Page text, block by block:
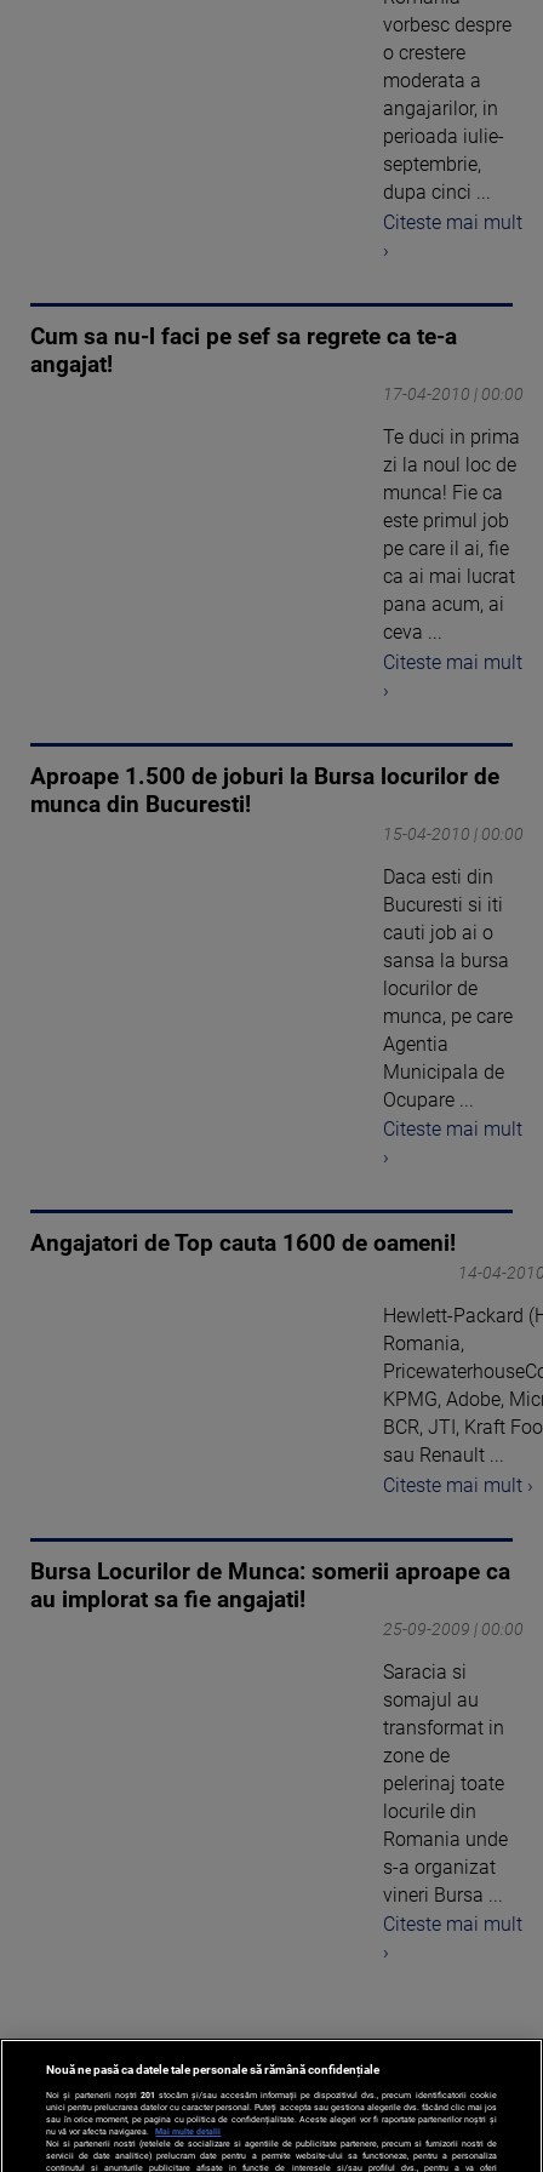
vorbesc despre
o crestere
moderata a
angajarilor, in
perioada iulie-
septembrie,
dupa cinci ...
Citeste mai mult
›
Cum sa nu-l faci pe sef sa regrete ca te-a
angajat!
17-04-2010 | 00:00
Te duci in prima
zi la noul loc de
munca! Fie ca
este primul job
pe care il ai, fie
ca ai mai lucrat
pana acum, ai
ceva ...
Citeste mai mult
›
Aproape 1.500 de joburi la Bursa locurilor de
munca din Bucuresti!
15-04-2010 | 00:00
Daca esti din
Bucuresti si iti
cauti job ai o
sansa la bursa
locurilor de
munca, pe care
Agentia
Municipala de
Ocupare ...
Citeste mai mult
›
Angajatori de Top cauta 1600 de oameni!
14-04-
Hewlett-Packard
Romania,
KPMG, Adobe,
BCR, JTI, Kraft
sau Renault ...
Citeste mai mult ›
Bursa Locurilor de Munca: somerii aproape ca
au implorat sa fie angajati!
25-09-2009 | 00:00
Saracia si
somajul au
transformat in
zone de
pelerinaj toate
locurile din
Romania unde
s-a organizat
vineri Bursa ...
Citeste mai mult
›
1
Nouă ne pasă ca datele tale personale să rămână confidențiale
Noi și partenerii noștri 201 stocăm și/sau accesăm informații pe dispozitivul dvs., precum identificatorii cookie
unici pentru prelucrarea datelor cu caracter personal. Puteți accepta sau gestiona alegerile dvs. făcând clic mai jos
sau în orice moment, pe pagina cu politica de confidențialitate. Aceste alegeri vor fi raportate partenerilor noștri și
nu vă vor afecta navigarea.
Mai multe detalii
Noi si partenerii nostri (retelele de socializare si agentiile de publicitate partenere, precum si furnizorii nostri de
servicii de date analitice) prelucram date pentru a permite website-ului sa functioneze, pentru a personaliza
continutul si anunturile publicitare afisate in functie de interesele si/sau profilul dvs., pentru a va oferi